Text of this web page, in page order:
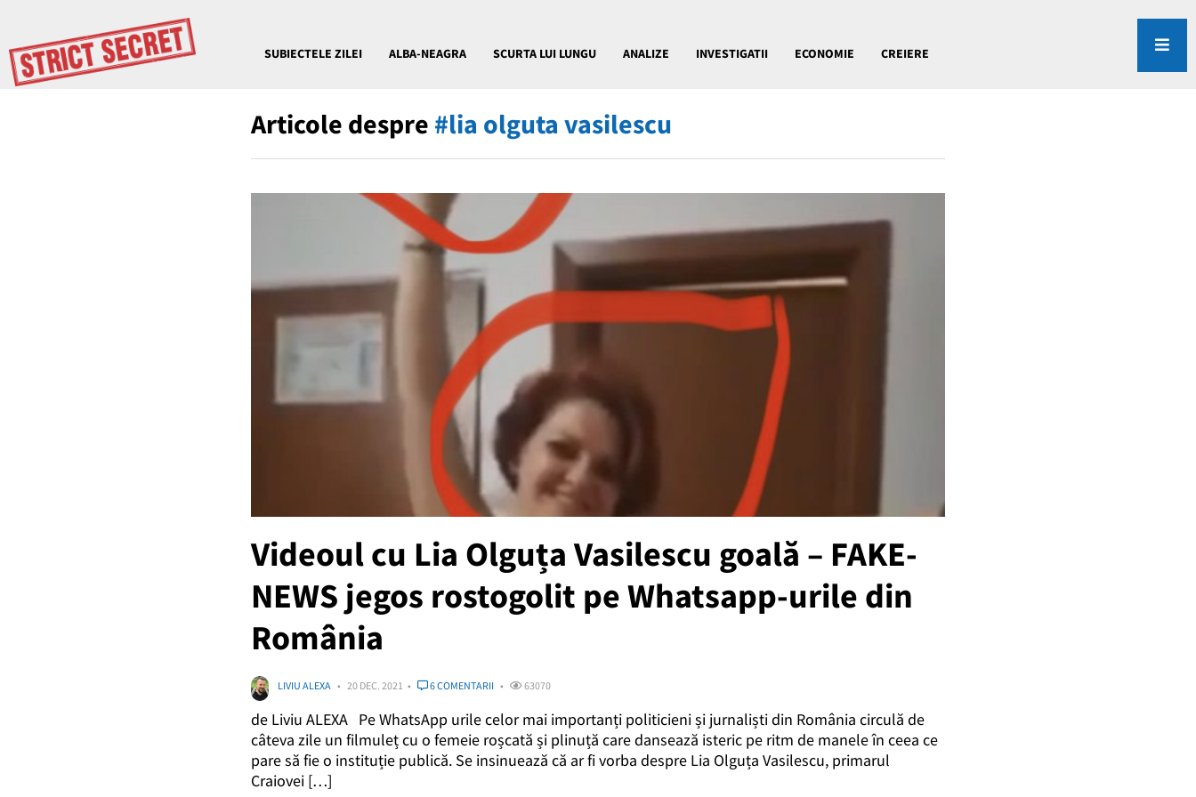
SUBIECTELE ZILEI ALBA-NEAGRA SCURTA LUI LUNGU ANALIZE INVESTIGATII ECONOMIE CREIERE
Articole despre #lia olguta vasilescu
Videoul cu Lia Olguța Vasilescu goală – FAKE-
NEWS jegos rostogolit pe Whatsapp-urile din
România
LIVIU ALEXA 20 DEC. 2021 6 COMENTARII 63070
de Liviu ALEXA Pe WhatsApp urile celor mai importanți politicieni și jurnaliști din România circulă de
câteva zile un filmuleț cu o femeie roșcată și plinuță care dansează isteric pe ritm de manele în ceea ce
pare să fie o instituție publică. Se insinuează că ar fi vorba despre Lia Olguța Vasilescu, primarul
Craiovei […]